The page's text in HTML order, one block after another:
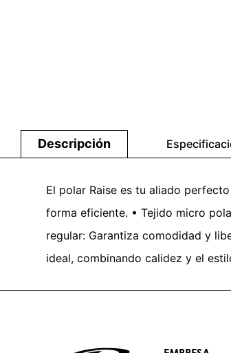
Descripción
El polar Raise es tu aliado
forma eficiente. • Tejido micro
regular: Garantiza comodidad y
ideal, combinando calidez y el